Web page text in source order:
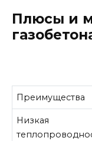
Плюсы и
Преимущества
Низкая